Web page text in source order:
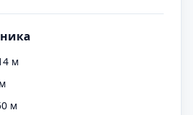
м
м